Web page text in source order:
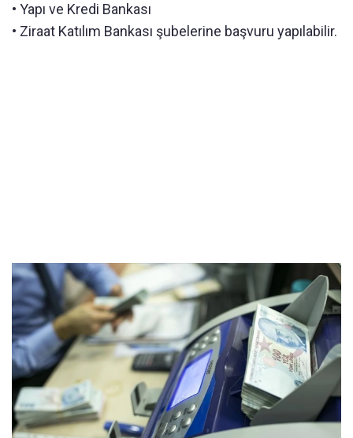
• Yapı ve Kredi Bankası
• Ziraat Katılım Bankası şubelerine başvuru yapılabilir.